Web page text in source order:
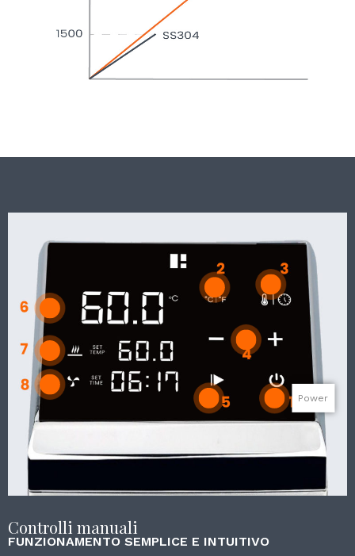
Power
Controlli manuali
FUNZIONAMENTO SEMPLICE E INTUITIVO